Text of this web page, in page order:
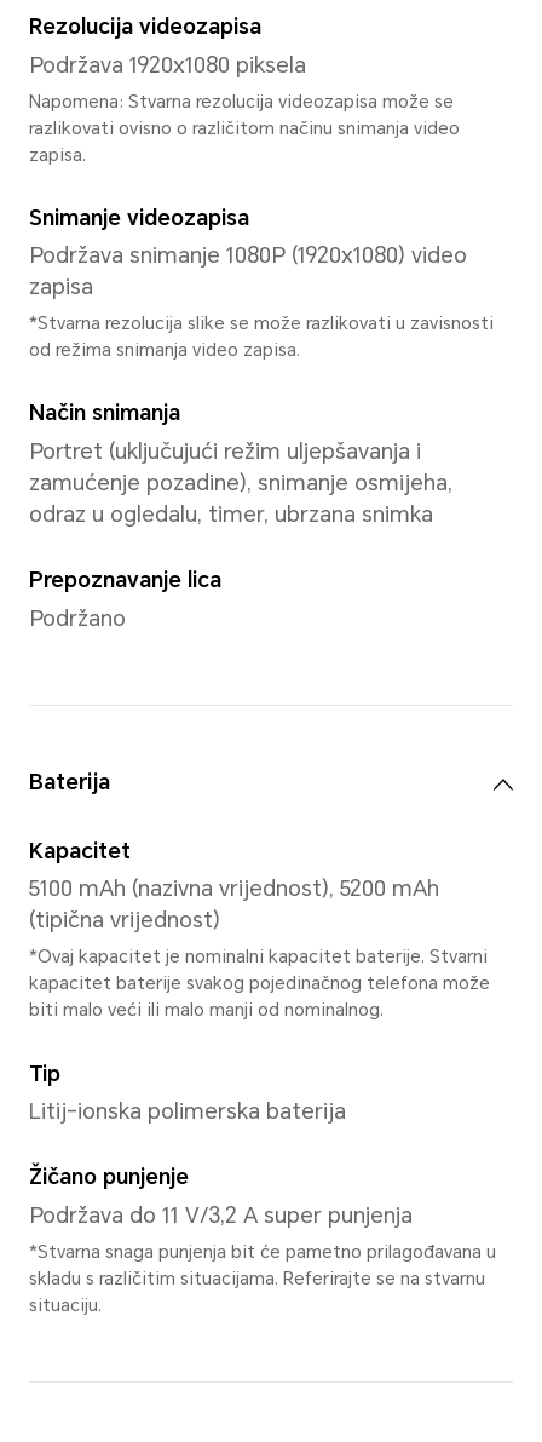
MagicOS 8.0 (Android 14)
Korisničko sučelje
MagicOS 8.0
Memorija
4 GB+128 GB
Stražnja kamera
Dvostruka stražnja kamera
Glavna kamera od 50 MP(f/
kamera od 2 MP(f/2,4)
*Pikseli se mogu razlikovati ovisno
fotografije i snimanja video zapisa.